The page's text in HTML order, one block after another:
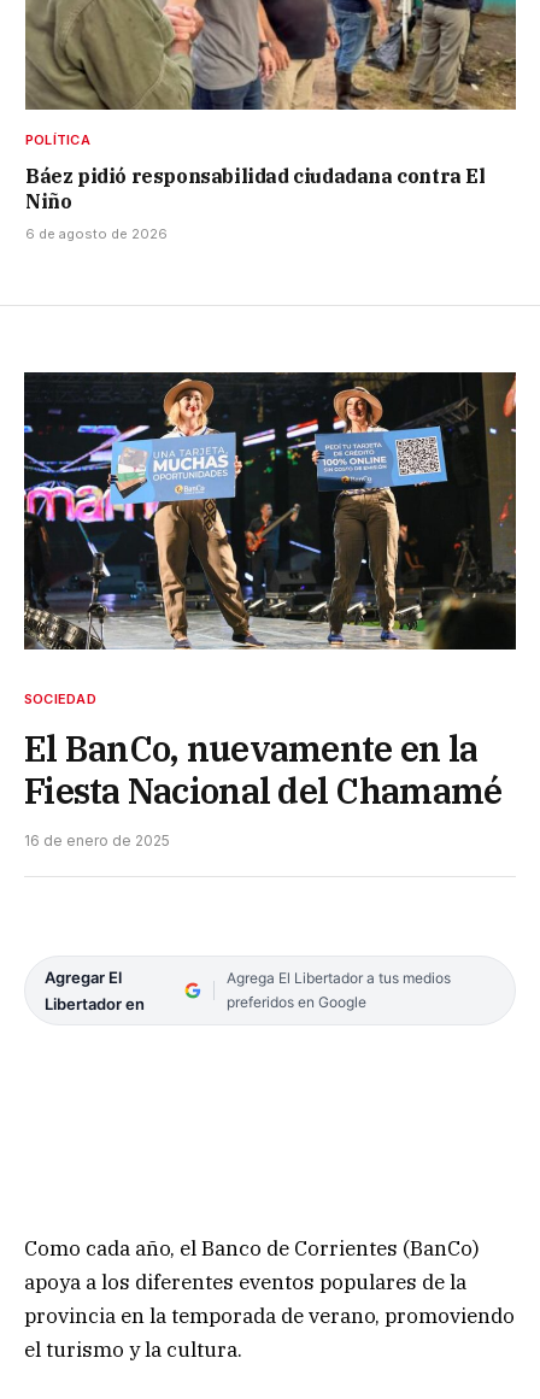
POLÍTICA
Báez pidió responsabilidad ciudadana contra El
Niño
6 de agosto de 2026
SOCIEDAD
El BanCo, nuevamente en la
Fiesta Nacional del Chamamé
16 de enero de 2025
Agregar El
Libertador en
Agrega El Libertador a tus medios
preferidos en Google
Como cada año, el Banco de Corrientes (BanCo)
apoya a los diferentes eventos populares de la
provincia en la temporada de verano, promoviendo
el turismo y la cultura.